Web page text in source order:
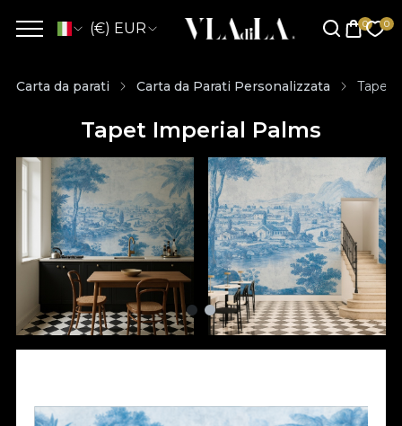
(€) EUR
Carta da parati Carta da Parati Personalizzata Tapet
Tapet Imperial Palms